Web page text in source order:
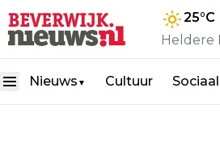
25°C
Heldere
Nieuws ▼ Cultuur